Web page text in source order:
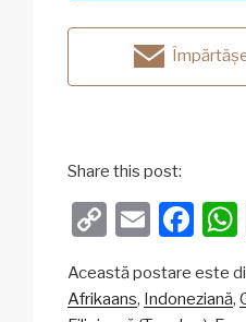
Share this post:
C
p
E
ail
F
c
Această postare este
Afrikaans Indoneziană